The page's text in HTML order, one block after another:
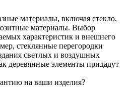
материалы, включая стекло,
материалы. Выбор
характеристик и внешнего
стеклянные перегородки
светлых и воздушных
деревянные элементы придадут
на ваши изделия?